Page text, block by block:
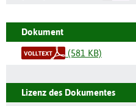
Dokument
(581 KB)
Lizenz des Dokumentes